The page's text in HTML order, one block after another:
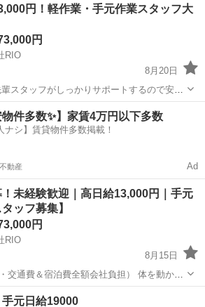
ルはむつ市と
スを...
円！軽作業・手元作業スタッフ大
円
RIO
8月20日
スタッフがしっかりサポートするので安心
軽作業や手元作業が中心で、特別な資格や
代まで幅広い世代のスタッフが活躍中！ ✅
その他 未経験
物件多数✨】家賃4万円以下多数
ナシ】賃貸物件多数掲載！
動産 Ad
！未経験歓迎｜高日給13,000円｜手元
ッフ募集】
円
RIO
8月15日
交通費＆宿泊費全額会社負担） 体を動かす
挑戦したい方、大歓迎！ 経験・資格は一切
数活躍中！ 📌仕事内容 • 解体工
駅 その他
元日給19000